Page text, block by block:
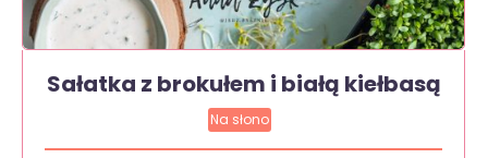
Sałatka z brokułem i białą kiełbasą
Na słono